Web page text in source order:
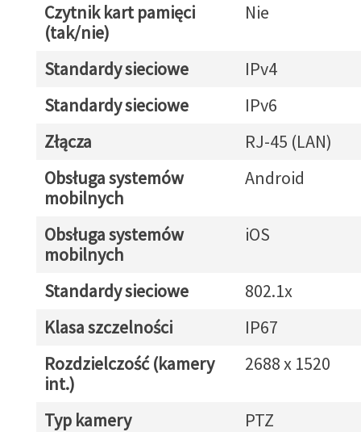
Czytnik kart pamięci
(tak/nie)
Nie
Standardy sieciowe
IPv4
Standardy sieciowe
IPv6
Złącza
RJ-45 (LAN)
Obsługa systemów
mobilnych
Android
Obsługa systemów
mobilnych
iOS
Standardy sieciowe
802.1x
Klasa szczelności
IP67
Rozdzielczość (kamery
int.)
2688 x 1520
Typ kamery
PTZ